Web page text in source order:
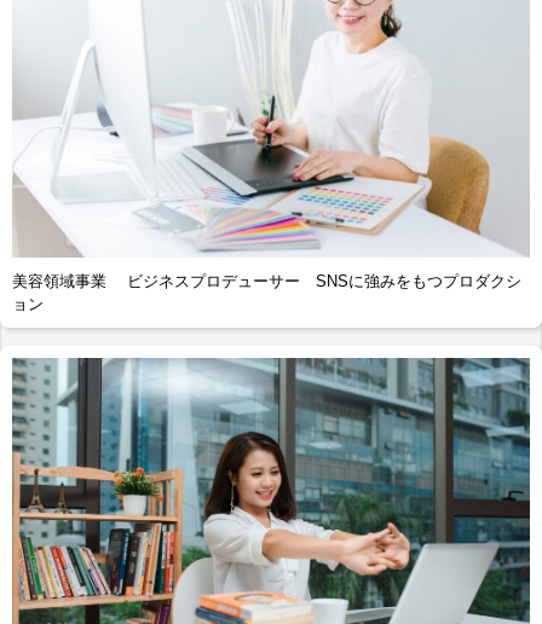
美容領域事業 ビジネスプロデューサー SNSに強みをもつプロダクシ
ョン